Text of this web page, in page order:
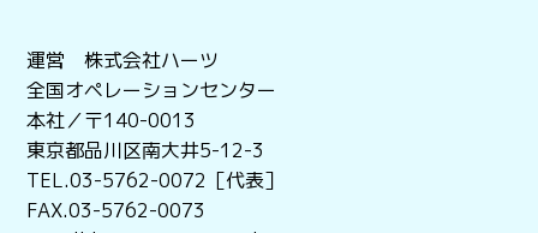
運営 株式会社ハーツ
全国オペレーションセンター
本社／〒140-0013
東京都品川区南大井5-12-3
TEL.03-5762-0072［代表］
FAX.03-5762-0073